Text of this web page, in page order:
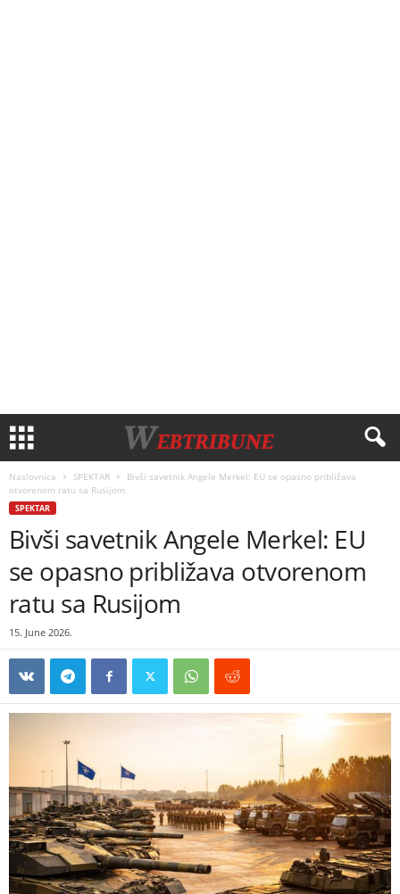
Naslovnica SPEKTAR
Bivši savetnik Angele Merkel: EU se opasno približava
otvorenom ratu sa Rusijom
SPEKTAR
Bivši savetnik Angele Merkel: EU
se opasno približava otvorenom
ratu sa Rusijom
15. June 2026.